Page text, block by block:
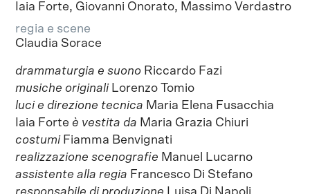
Iaia Forte, Giovanni Onorato, Massimo Verdastro
regia e scene
Claudia Sorace
drammaturgia e suono Riccardo Fazi
musiche originali Lorenzo Tomio
luci e direzione tecnica Maria Elena Fusacchia
Iaia Forteè vestita da Maria Grazia Chiuri
costumi Fiamma Benvignati
realizzazione scenografie Manuel Lucarno
assistente alla regia Francesco Di Stefano